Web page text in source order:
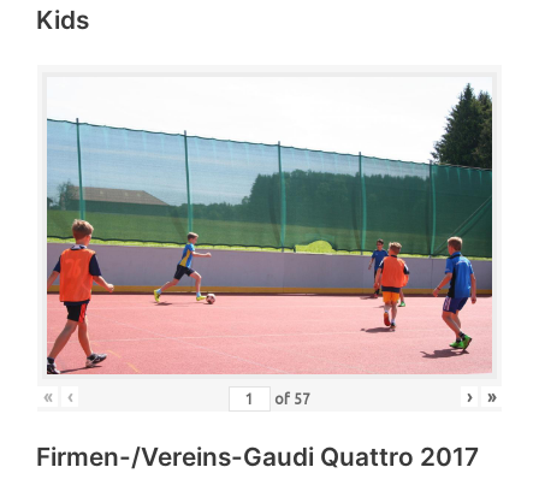
Kids
« ‹ of 57 › »
Firmen-/Vereins-Gaudi Quattro 2017